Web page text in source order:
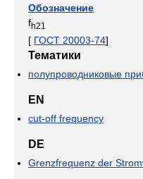
Обозначение
fh21
[ ГОСТ 20003-74]
Тематики
полупроводниковые
EN
cut-off frequency
DE
Grenzfrequenz der